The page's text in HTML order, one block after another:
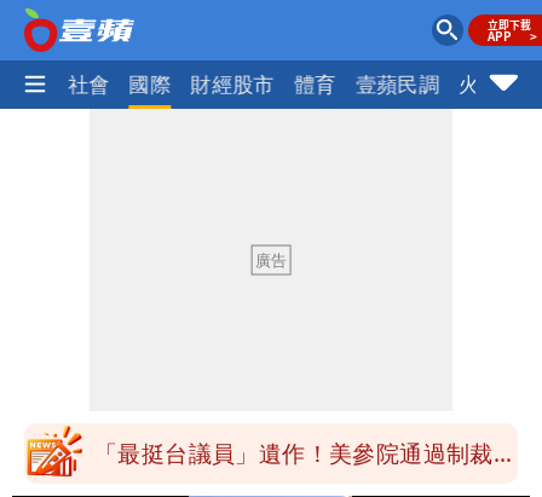
政治 社會 國際 財經股市 體育 壹蘋民調 火線話
盪 這幾區飆豪雨
「最挺台議員」遺作！美參院通過制裁